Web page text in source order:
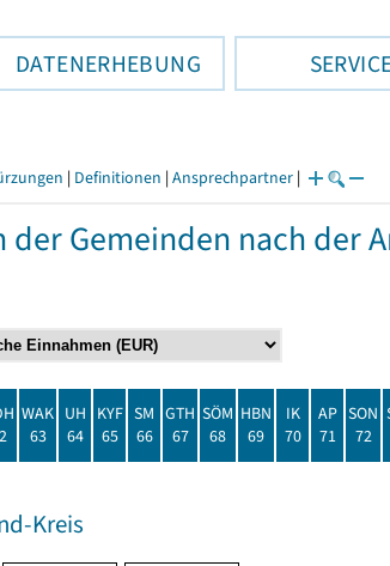
DATENERHEBUNG
| Definitionen | Ansprechpartner |
der Gemeinden nach der
WAK
63
UH
64
KYF
65
SM
66
GTH
67
SÖM
68
HBN
69
IK
70
AP
71
SON
72
Kreis